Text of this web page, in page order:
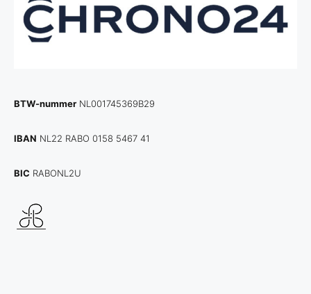
BTW-nummer NL001745369B29
IBAN NL22 RABO 0158 5467 41
BIC RABONL2U